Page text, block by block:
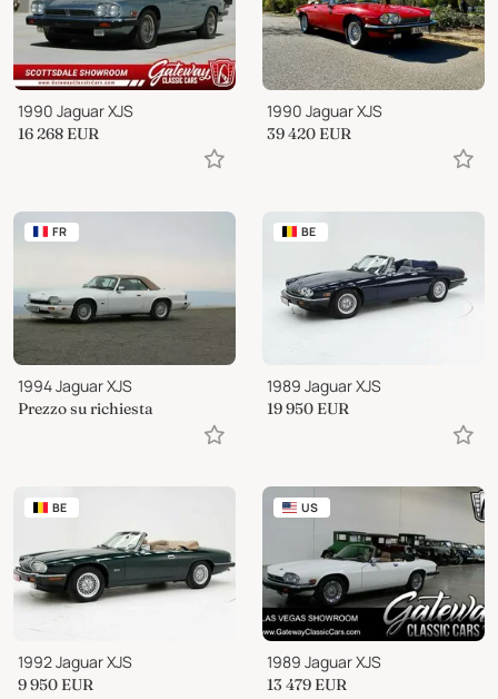
1990 Jaguar XJS
16 268 EUR
1990 Jaguar XJS
39 420 EUR
FR
1994 Jaguar XJS
Prezzo su richiesta
BE
1989 Jaguar XJS
19 950 EUR
BE
1992 Jaguar XJS
9 950 EUR
US
1989 Jaguar XJS
13 479 EUR